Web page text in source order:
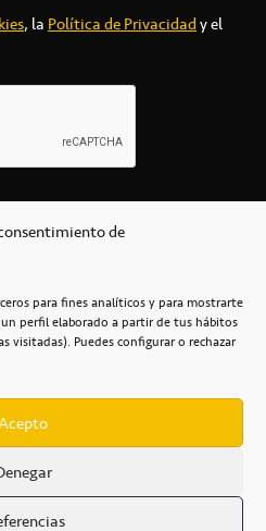
de
para fines analíticos y para mostrarte
perfil elaborado a partir de tus hábitos
visitadas). Puedes configurar o rechazar
, laPolítica de Privacidady el
/ 38108 – La Laguna
/ POLÍTICA DE COOKIES /